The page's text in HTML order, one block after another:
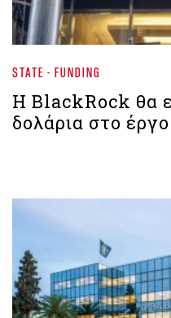
STATE - FUNDING
Η BlackRock θα
δολάρια στο